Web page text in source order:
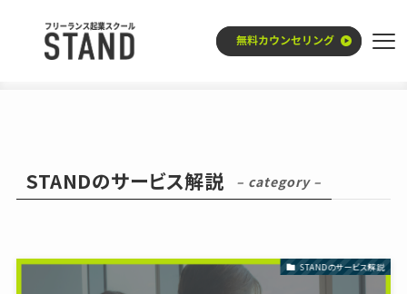
STANDのサービス解説 – category –
STANDのサービス解説